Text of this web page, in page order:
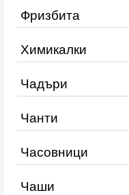
Фризбита
Химикалки
Чадъри
Чанти
Часовници
Чаши